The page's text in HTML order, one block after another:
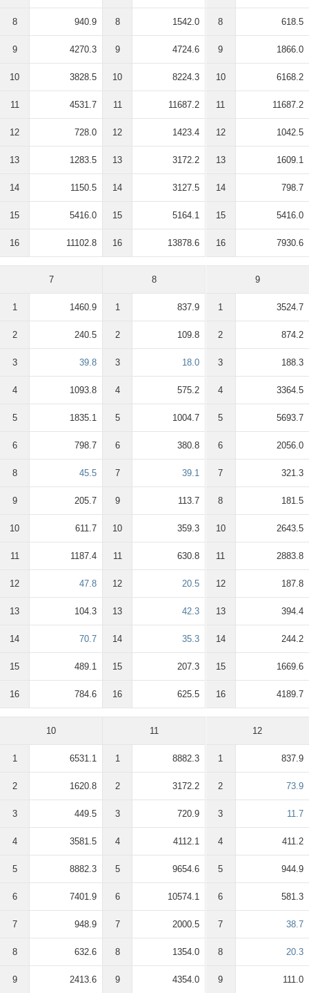
8 940.9
9 4270.3
10 3828.5
11 4531.7
12 728.0
13 1283.5
14 1150.5
15 5416.0
16 11102.8
8 1542.0
9 4724.6
10 8224.3
11 11687.2
12 1423.4
13 3172.2
14 3127.5
15 5164.1
16 13878.6
8 618.5
9 1866.0
10 6168.2
11 11687.2
12 1042.5
13 1609.1
14 798.7
15 5416.0
16 7930.6
7
1 1460.9
2 240.5
3 39.8
4 1093.8
5 1835.1
6 798.7
8 45.5
9 205.7
10 611.7
11 1187.4
12 47.8
13 104.3
14 70.7
15 489.1
16 784.6
8
1 837.9
2 109.8
3 18.0
4 575.2
5 1004.7
6 380.8
7 39.1
9 113.7
10 359.3
11 630.8
12 20.5
13 42.3
14 35.3
15 207.3
16 625.5
9
1 3524.7
2 874.2
3 188.3
4 3364.5
5 5693.7
6 2056.0
7 321.3
8 181.5
10 2643.5
11 2883.8
12 187.8
13 394.4
14 244.2
15 1669.6
16 4189.7
10
1 6531.1
2 1620.8
3 449.5
4 3581.5
5 8882.3
6 7401.9
7 948.9
8 632.6
9 2413.6
11
1 8882.3
2 3172.2
3 720.9
4 4112.1
5 9654.6
6 10574.1
7 2000.5
8 1354.0
9 4354.0
12
1 837.9
2 73.9
3 11.7
4 411.2
5 944.9
6 581.3
7 38.7
8 20.3
9 111.0